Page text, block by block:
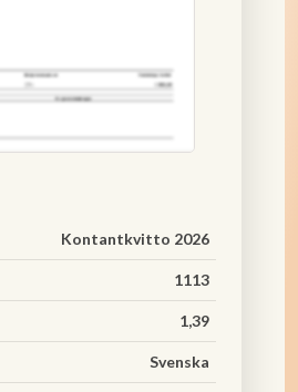
Kontantkvitto 2026
1113
1,39
Svenska